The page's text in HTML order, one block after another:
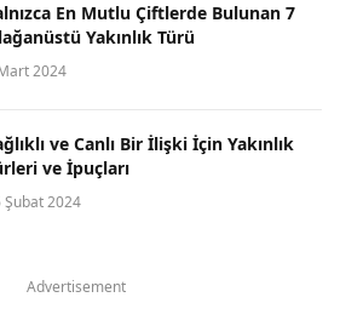
En Mutlu Çiftlerde Bulunan 7
Yakınlık Türü
2024
ve Canlı Bir İlişki İçin Yakınlık
ve İpuçları
Şubat 2024
Advertisement